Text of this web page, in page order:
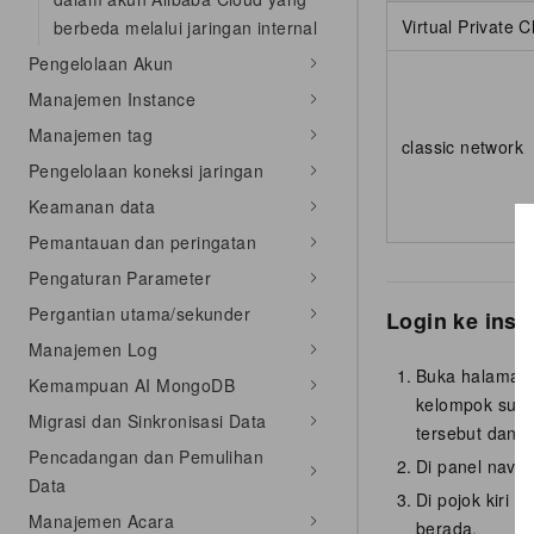
berbeda melalui jaringan internal
Pengelolaan Akun
Manajemen Instance
Manajemen tag
Pengelolaan koneksi jaringan
Keamanan data
Pemantauan dan peringatan
Pengaturan Parameter
Pergantian utama/sekunder
Manajemen Log
Kemampuan AI MongoDB
Migrasi dan Sinkronisasi Data
Pencadangan dan Pemulihan
Data
Manajemen Acara
Virtual Private
classic network
Login ke
Buka halaman
kelompok
tersebut dan
Di panel
Di pojok kiri
berada.